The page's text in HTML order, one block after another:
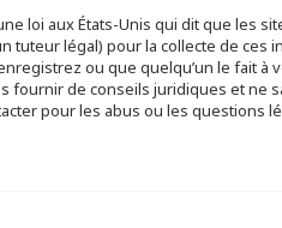
loi aux États-Unis qui dit que les
tuteur légal) pour la collecte de
ou que quelqu’un le fait
fournir de conseils juridiques et
pour les abus ou les questions